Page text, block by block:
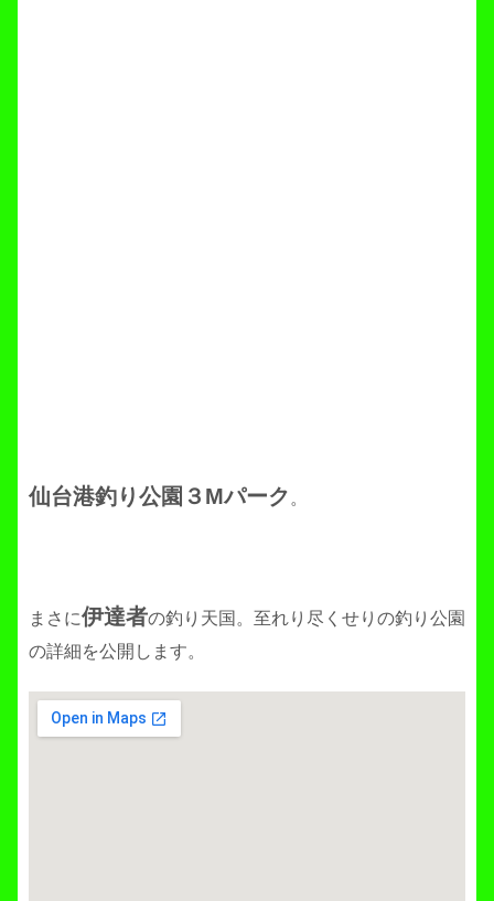
仙台港釣り公園３Mパーク 。
まさに伊達者の釣り天国。至れり尽くせりの釣り公園
の詳細を公開します。